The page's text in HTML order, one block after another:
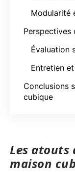
Modularité
Perspectives
Évaluation
Entretien
Conclusions
cubique
Les atouts
maison